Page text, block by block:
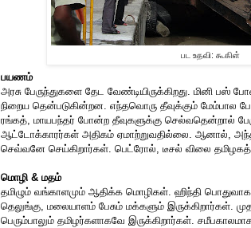
பட உதவி: கூகிள்
பயணம்
அரசு பேருந்துகளை தேட வேண்டியிருக்கிறது. மினி பஸ்
நிறைய தென்படுகின்றன. எந்தவொரு தீவுக்கும் மேம்பால
ரங்கத், மாயபந்தர் போன்ற தீவுகளுக்கு செல்வதென்றால்
ஆட்டோக்காரர்கள் அதிகம் ஏமாற்றுவதில்லை. ஆனால்,
செவ்வனே செய்கிறார்கள். பெட்ரோல், டீசல் விலை
மொழி & மதம்
தமிழும் வங்காளமும் ஆதிக்க மொழிகள். ஹிந்தி பொதுவாக
தெலுங்கு, மலையாளம் பேசும் மக்களும் இருக்கிறார்கள்.
பெரும்பாலும் தமிழர்களாகவே இருக்கிறார்கள்.